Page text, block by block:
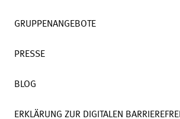
GRUPPENANGEBOTE
PRESSE
BLOG
ERKLÄRUNG ZUR DIGITALEN